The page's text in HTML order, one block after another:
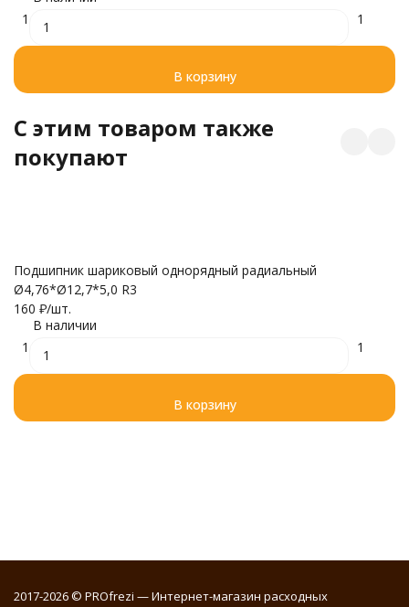
1
1
В корзину
C этим товаром также
покупают
Подшипник шариковый однорядный радиальный
Ø4,76*Ø12,7*5,0 R3
160 ₽/шт.
В наличии
1
1
В корзину
2017-2026 © PROfrezi — Интернет-магазин расходных